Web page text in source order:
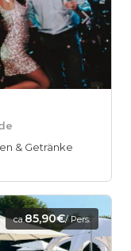
& Getränke
ca.85,90€/ Pers.